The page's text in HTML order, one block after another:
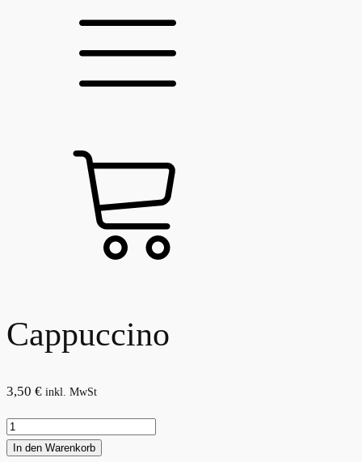
Cappuccino
3,50 € inkl. MwSt
Cappuccino
Menge
In den Warenkorb